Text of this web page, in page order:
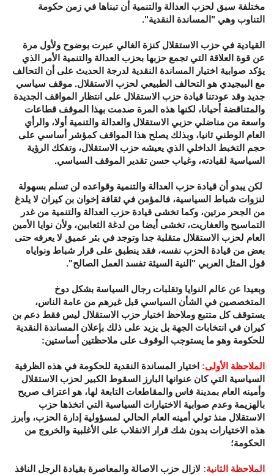
مختلفة سبق لحزب العدالة والتنمية أن تبناها في زمن حكومة
التناوب وهي "المساندة النقدية".
القيادية في حزب الاستقلال كنزة الغالي عبرت بوضوح ولأول مرة
عن قوة العلاقة التي تجمع حزبها بحزب العدالة والتنمية الأمر الذي
يؤكد صوابية اختيار المساندة النقدية لدرجة الحديث على أن التحالف
مع البيجيدي هو التحالف الطبيعي لحزب الاستقلال. موقف سياسي
جديد وقد عودتنا قيادة حزب الاستقلال على انتظار المواقف الجديدة
والمتناقضة أحيانا، لكنها هذه المرة صدمت بهذا الموقف قطاعات
واسعة من مناضلي حزبي الاستقلال والعدالة والتنمية أولا، والرأي
العام الوطني ثانيا، وبذلك يصلح هذا المواقف كمؤشر أساسي على
حجم التخبط الداخلي الذي يعيشه حزب الاستقلال، وتفكك الرؤية
السياسية لقيادته، وغياب حسن تقدير الموقف السياسي.
لكن يبدو أن قيادة حزب العدالة والتنمية وقواعده لن تسلم بسهولة
لنزوات شباط السياسية، فالمؤمن في ثقافة إخوان بن كيران لا يلدغ
من الجحر مرتين، وكما تخشى قيادة حزب العدالة والتنمية من غدر
التماسيح والعفاريت، تخشى أيضا من لدغة الثعابين، ولأن نوايا الأمين
العام لحزب الاستقلال متقلبة جدا وتوجد في بئر عميق لا يعرفه حتى
بعض من قيادة الحزب نفسه، فقد ينطبق على قرار شباط ونواياه
قول المثل العربي "النية السيئة تفسد العمل الصالح".
وبعيدا عن عالم النوايا وتقلبات رجال السياسة بشكل دوخ
المتخصصين في الشأن السياسي قبل غيرهم من عامة الناس،
يستوقف كل متتبع وملاحظ اختيار حزب الاستقلال ليس فقط دعم بن
كيران في انتخابات الجهة بل يزيد على ذلك بإعلان المساندة النقدية
للحكومة وهو ما يستوجب الوقوف على ملاحظتين أساستين:
الملاحظة الأولى: اختيار المساندة النقدية للحكومة في هذه الظرفية
السياسية التي كان عنوانها البارز السقوط الكبير لحزب الاستقلال
وأمينه العام بمدينة فاس والمقاطعات التابعة لها، هو اعتراف صريح
بالهزيمة وعدم صوابية الاختيارات السياسية التي اتخذها حزب
الاستقلال منذ تولي أمينه العام الحالي لمسؤولية إدارة الحزب، وأبرز
هذه الاختيارات بدون شك قرار الانقلاب على الأغلبية والخروج من
الحكومة؛
الملاحظة الثانية: لازال حزب الاصالة والمعاصرة بقيادة الرجل النافذ